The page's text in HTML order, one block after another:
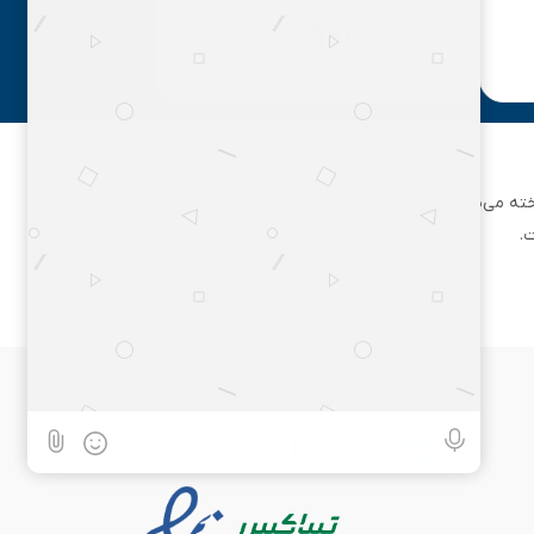
شناخته می‌شود. این مجموعه بزرگ، فعالیت خود را از یک مغازه